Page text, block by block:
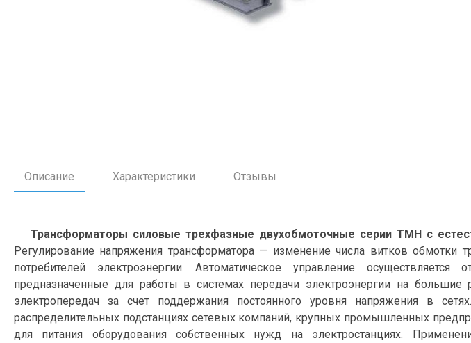
Описание Характеристики Отзывы
Трансформаторы силовые трехфазные двухобмоточные серии ТМН с
Регулирование напряжения трансформатора — изменение числа витков обмотки
потребителей электроэнергии. Автоматическое управление
предназначенные для работы в системах передачи электроэнергии на
электропередач за счет поддержания постоянного уровня напряжения в
распределительных подстанциях сетевых компаний, крупных промышленных
для питания оборудования собственных нужд на электростанциях.